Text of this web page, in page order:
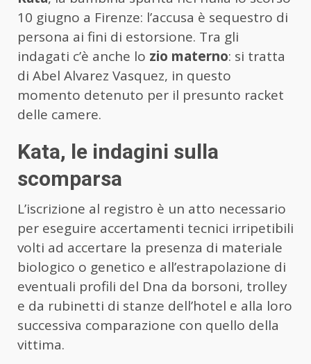
10 giugno a Firenze: l’accusa è sequestro di
persona ai fini di estorsione. Tra gli
indagati c’è anche lo zio materno: si tratta
di Abel Alvarez Vasquez, in questo
momento detenuto per il presunto racket
delle camere.
Kata, le indagini sulla
scomparsa
L’iscrizione al registro è un atto necessario
per eseguire accertamenti tecnici irripetibili
volti ad accertare la presenza di materiale
biologico o genetico e all’estrapolazione di
eventuali profili del Dna da borsoni, trolley
e da rubinetti di stanze dell’hotel e alla loro
successiva comparazione con quello della
vittima.